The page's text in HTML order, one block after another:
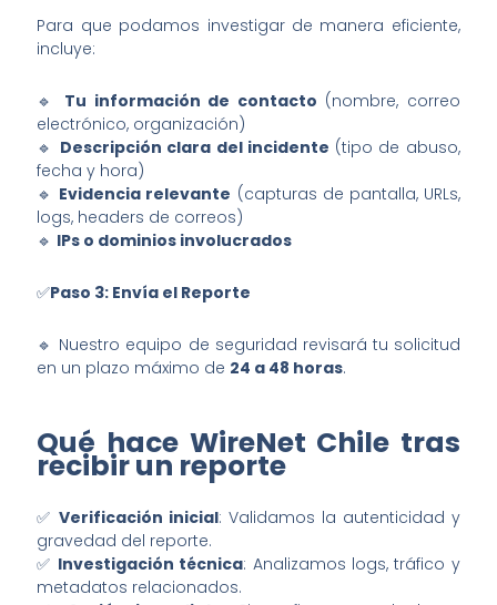
Para que podamos investigar de manera eficiente,
incluye:
🔹 Tu información de contacto (nombre, correo
electrónico, organización)
🔹 Descripción clara del incidente (tipo de abuso,
fecha y hora)
🔹 Evidencia relevante (capturas de pantalla, URLs,
logs, headers de correos)
🔹 IPs o dominios involucrados
✅Paso 3: Envía el Reporte
🔹 Nuestro equipo de seguridad revisará tu solicitud
en un plazo máximo de 24 a 48 horas.
Qué hace WireNet Chile tras
recibir un reporte
✅Verificación inicial: Validamos la autenticidad y
gravedad del reporte.
✅ Investigación técnica: Analizamos logs, tráfico y
metadatos relacionados.